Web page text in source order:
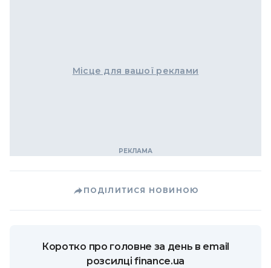
Місце для вашої реклами
ПОДІЛИТИСЯ НОВИНОЮ
Коротко про головне за день в email
розсилці finance.ua